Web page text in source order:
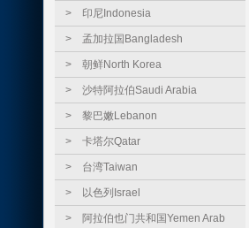
> 印尼Indonesia
> 孟加拉国Bangladesh
> 朝鲜North Korea
> 沙特阿拉伯Saudi Arabia
> 黎巴嫩Lebanon
> 卡塔尔Qatar
> 台湾Taiwan
> 以色列Israel
> 阿拉伯也门共和国Yemen Arab